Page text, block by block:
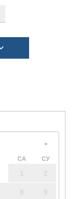
>
СА СУ
1 2
8 9